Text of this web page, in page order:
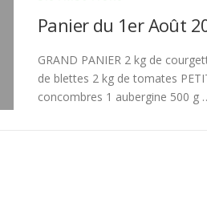
Panier du 1er Août
GRAND PANIER 2 kg de
de blettes 2 kg de tomates
concombres 1 aubergine 500 g